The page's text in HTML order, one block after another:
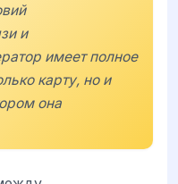
и
имеет полное
карту, но и
она